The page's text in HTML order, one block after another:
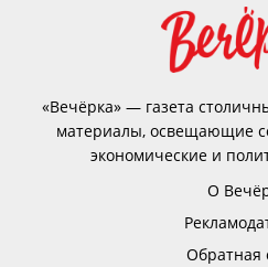
«Вечёрка» — газета
материалы, освещающие
экономические и
О
Обратная